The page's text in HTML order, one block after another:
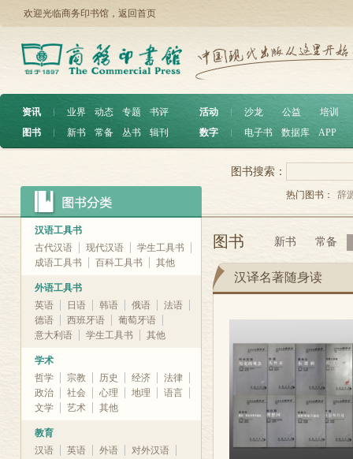
欢迎光临商务印书馆， 返回首页
资讯 ︱ 业界 动态 专题
书评
图书
︱ 新书 常备 丛书 辑刊
活动 沙龙 公益
培训
数字
电子书 数据库 APP
汉语工具书
古代汉语
现代汉语
学生工具书
成语工具书
百科工具书 其他
外语工具书
英语
日语 韩语 俄语
法语
德语
西班牙语
葡萄牙语
意大利语
学生工具书 其他
学术
哲学
宗教 历史 经济
法律
政治
社会 心理 地理
语言
文学
艺术 其他
教育
汉语
英语 外语
对外汉语
图书搜索：
热门图书： 辞
图书 新书 常备
汉译名著随身读